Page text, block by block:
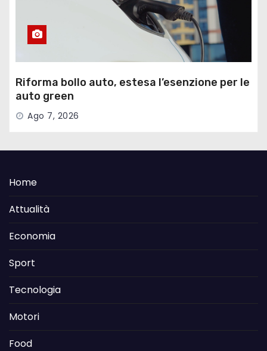
Riforma bollo auto, estesa l’esenzione per le
auto green
Ago 7, 2026
Home
Attualità
Economia
Sport
Tecnologia
Motori
Food